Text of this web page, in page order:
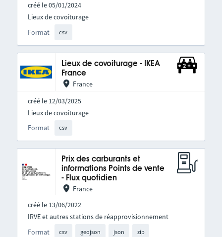
créé le 05/01/2024
Format csv
Lieux de covoiturage
Lieux de covoiturage - IKEA
France
France
créé le 12/03/2025
Format csv
Lieux de covoiturage
Prix des carburants et
informations Points de vente
- Flux quotidien
France
créé le 13/06/2022
Format csv geojson json zip
IRVE et autres stations de réapprovisionnement